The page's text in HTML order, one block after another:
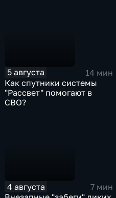
5 августа
14 мин
Как спутники системы
"Рассвет" помогают в
СВО?
4 августа
7 мин